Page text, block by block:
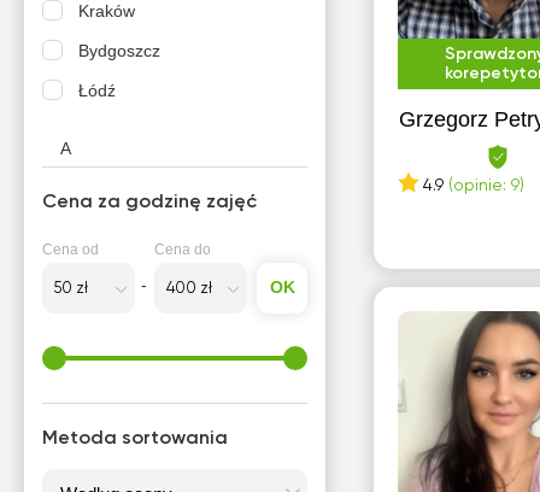
Grzegorz
4.9 (opinie: 9)
Kraków
Bydgoszcz
Łódź
A
B
Białystok
Bolesławiec
Brwinów
Cena za godzinę zajęć
Cena od Cena do
OK
Metoda sortowania